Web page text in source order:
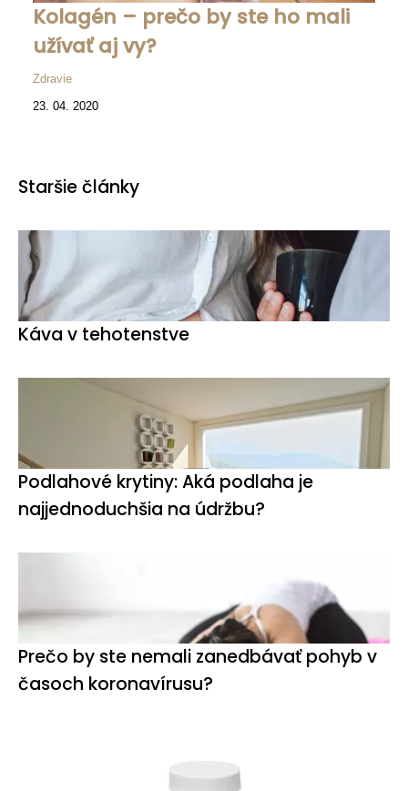
Kolagén – prečo by ste ho mali
užívať aj vy?
Zdravie
23. 04. 2020
Staršie články
Káva v tehotenstve
Podlahové krytiny: Aká podlaha je
najjednoduchšia na údržbu?
Prečo by ste nemali zanedbávať pohyb v
časoch koronavírusu?